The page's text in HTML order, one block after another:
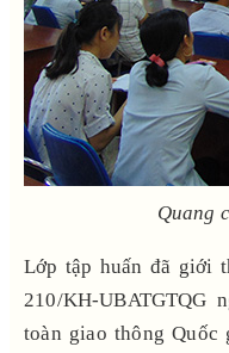
Quang
Lớp tập huấn đã giới
210/KH-UBATGTQG
toàn giao thông Quốc